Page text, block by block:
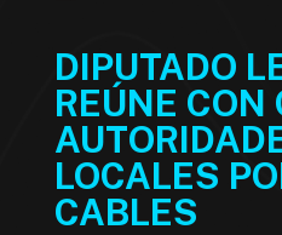
DIPUTADO
REÚNE CON
LOCALES
CABLES